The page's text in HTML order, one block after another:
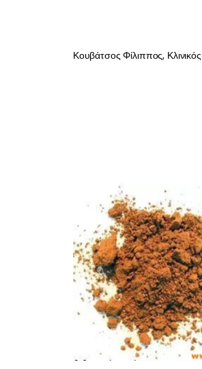
Κουβάτσος Φίλιππος,